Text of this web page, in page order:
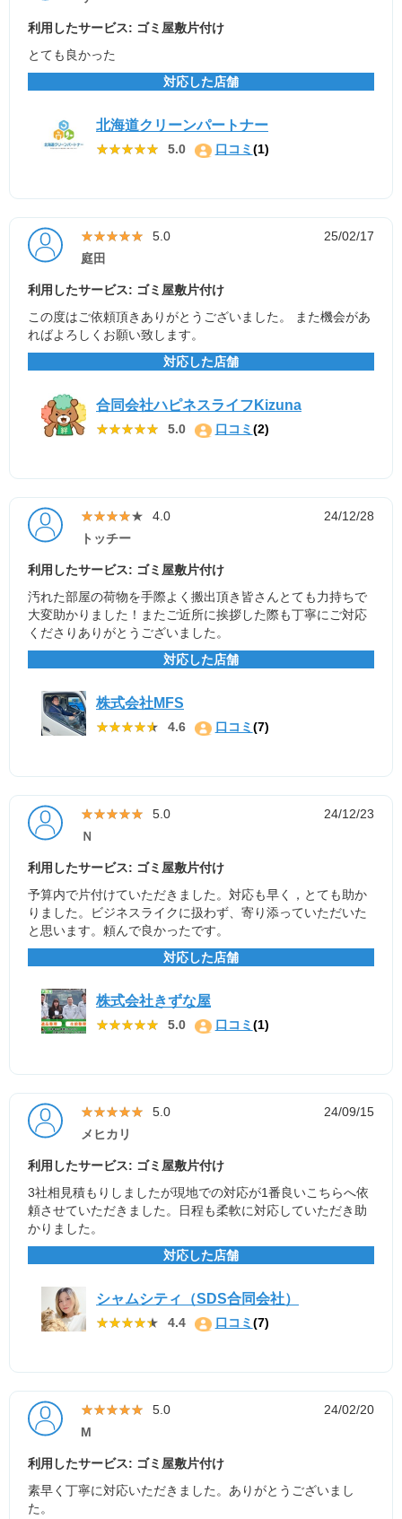
利用したサービス: ゴミ屋敷片付け
とても良かった
対応した店舗
北海道クリーンパートナー
★★★★★
★★★★★ 5.0 口コミ(1)
★★★★★
★★★★★ 5.0
25/02/17
庭田
利用したサービス: ゴミ屋敷片付け
この度はご依頼頂きありがとうございました。 また機会があ
ればよろしくお願い致します。
対応した店舗
合同会社ハピネスライフKizuna
★★★★★
★★★★★ 5.0 口コミ(2)
★★★★★
★★★★★ 4.0
24/12/28
トッチー
利用したサービス: ゴミ屋敷片付け
汚れた部屋の荷物を手際よく搬出頂き皆さんとても力持ちで
大変助かりました！またご近所に挨拶した際も丁寧にご対応
くださりありがとうございました。
対応した店舗
株式会社MFS
★★★★★
★★★★★ 4.6 口コミ(7)
★★★★★
★★★★★ 5.0
24/12/23
Ｎ
利用したサービス: ゴミ屋敷片付け
予算内で片付けていただきました。対応も早く，とても助か
りました。ビジネスライクに扱わず、寄り添っていただいた
と思います。頼んで良かったです。
対応した店舗
株式会社きずな屋
★★★★★
★★★★★ 5.0 口コミ(1)
★★★★★
★★★★★ 5.0
24/09/15
メヒカリ
利用したサービス: ゴミ屋敷片付け
3社相見積もりしましたが現地での対応が1番良いこちらへ依
頼させていただきました。日程も柔軟に対応していただき助
かりました。
対応した店舗
シャムシティ（SDS合同会社）
★★★★★
★★★★★ 4.4 口コミ(7)
★★★★★
★★★★★ 5.0
24/02/20
M
利用したサービス: ゴミ屋敷片付け
素早く丁寧に対応いただきました。ありがとうございまし
た。